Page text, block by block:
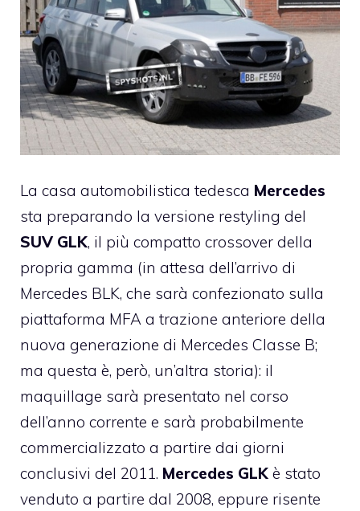
La casa automobilistica tedesca Mercedes
sta preparando la versione restyling del
SUV GLK, il più compatto crossover della
propria gamma (in attesa dell’arrivo di
Mercedes BLK, che sarà confezionato sulla
piattaforma MFA a trazione anteriore della
nuova generazione di Mercedes Classe B;
ma questa è, però, un’altra storia): il
maquillage sarà presentato nel corso
dell’anno corrente e sarà probabilmente
commercializzato a partire dai giorni
conclusivi del 2011. Mercedes GLK è stato
venduto a partire dal 2008, eppure risente